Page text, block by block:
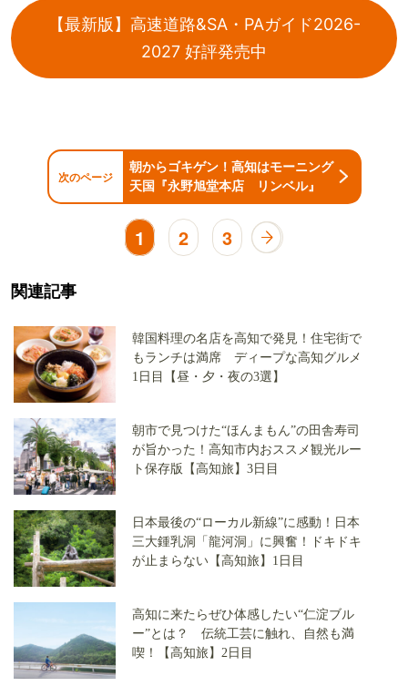
【最新版】高速道路&SA・PAガイド2026-
2027 好評発売中
次のページ
朝からゴキゲン！高知はモーニング
天国『永野旭堂本店 リンベル』
1 2 3
関連記事
韓国料理の名店を高知で発見！住宅街で
もランチは満席 ディープな高知グルメ
1日目【昼・夕・夜の3選】
朝市で見つけた“ほんまもん”の田舎寿司
が旨かった！高知市内おススメ観光ルー
ト保存版【高知旅】3日目
日本最後の“ローカル新線”に感動！日本
三大鍾乳洞「龍河洞」に興奮！ドキドキ
が止まらない【高知旅】1日目
高知に来たらぜひ体感したい“仁淀ブル
ー”とは？ 伝統工芸に触れ、自然も満
喫！【高知旅】2日目